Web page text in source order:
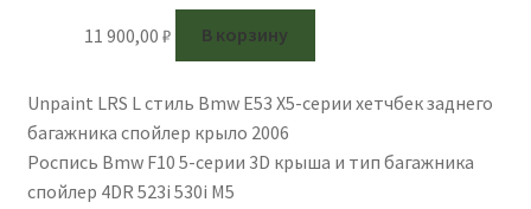
11 900,00 ₽ В корзину
Unpaint LRS L стиль Bmw E53 X5-серии хетчбек заднего
багажника спойлер крыло 2006
Роспись Bmw F10 5-серии 3D крыша и тип багажника
спойлер 4DR 523i 530i M5